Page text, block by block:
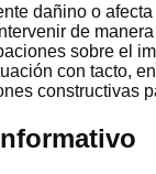
dañino o
de
sobre el
con tacto,
constructivas